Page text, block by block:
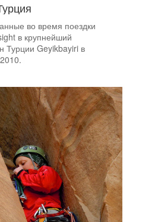
во время поездки
в крупнейший
Турции Geyikbayiri в